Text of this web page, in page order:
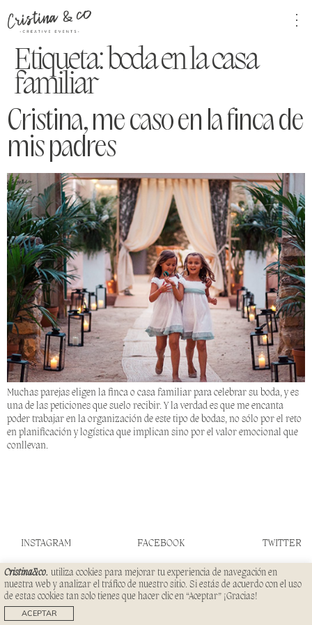
Cristina&co. utiliza cookies para mejorar tu experiencia de navegación en
nuestra web y analizar el tráfico de nuestro sitio. Si estás de acuerdo con el uso
de estas cookies tan solo tienes que hacer clic en “Aceptar” ¡Gracias!
ACEPTAR
Etiqueta:boda en la casa
familiar
Cristina, me caso en la finca de
mis padres
Muchas parejas eligen la finca o casa familiar para celebrar su boda, y es
una de las peticiones que suelo recibir. Y la verdad es que me encanta
poder trabajar en la organización de este tipo de bodas, no sólo por el reto
en planificación y logística que implican sino por el valor emocional que
conllevan.
INSTAGRAM FACEBOOK TWITTER
CONTACTO
SERVICIOS
© CRISTINA&CO 2023
PRENSA